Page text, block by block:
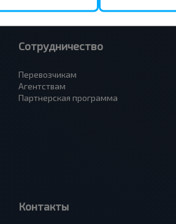
Сотрудничество
Перевозчикам
Агентствам
Партнерская программа
Контакты